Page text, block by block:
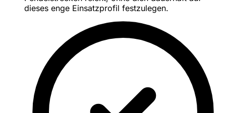
dieses enge Einsatzprofil festzulegen.